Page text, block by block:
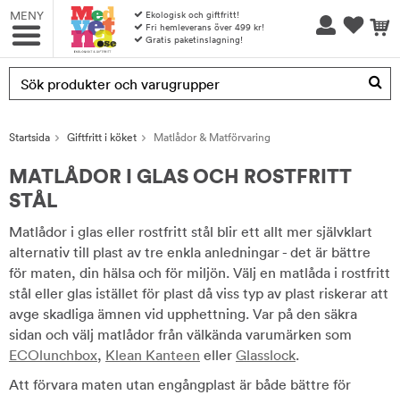
MENY
Ekologisk och giftfritt!
Fri hemleverans över 499 kr!
Gratis paketinslagning!
Produkten har blivit tillagd i varukorgen
Startsida Giftfritt i köket Matlådor & Matförvaring
MATLÅDOR I GLAS OCH ROSTFRITT
STÅL
Matlådor i glas eller rostfritt stål blir ett allt mer självklart
alternativ till plast av tre enkla anledningar - det är bättre
för maten, din hälsa och för miljön. Välj en matlåda i rostfritt
stål eller glas istället för plast då viss typ av plast riskerar att
avge skadliga ämnen vid upphettning. Var på den säkra
sidan och välj matlådor från välkända varumärken som
ECOlunchbox, Klean Kanteen eller Glasslock.
Att förvara maten utan engångplast är både bättre för